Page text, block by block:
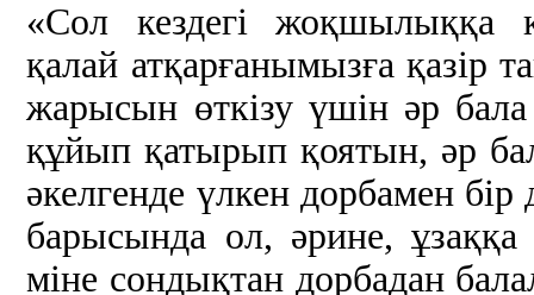
«Сол кездегі жоқшылыққа
қалай атқарғанымызға
жарысын өткізу үшін әр
құйып қатырып қоятын, әр
әкелгенде үлкен дорбамен
барысында ол, әрине,
міне сондықтан дорбадан